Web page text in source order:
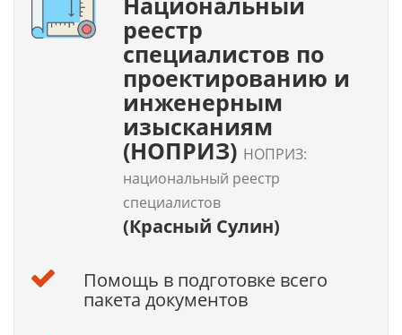
реестр
специалистов по
проектированию и
инженерным
изысканиям
(НОПРИЗ) НОПРИЗ:
национальный реестр
специалистов
(Красный Сулин)
Помощь в подготовке всего
пакета документов